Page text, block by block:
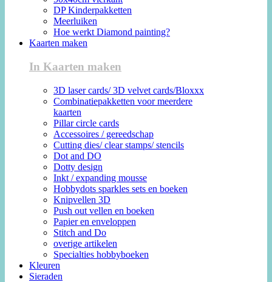
DP Kinderpakketten
Meerluiken
Hoe werkt Diamond painting?
Kaarten maken
In Kaarten maken
3D laser cards/ 3D velvet cards/Bloxxx
Combinatiepakketten voor meerdere
kaarten
Pillar circle cards
Accessoires / gereedschap
Cutting dies/ clear stamps/ stencils
Dot and DO
Dotty design
Inkt / expanding mousse
Hobbydots sparkles sets en boeken
Knipvellen 3D
Push out vellen en boeken
Papier en enveloppen
Stitch and Do
overige artikelen
Specialties hobbyboeken
Kleuren
Sieraden